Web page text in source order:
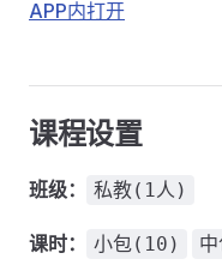
APP内打开
课程设置
班级： 私教(1人)
课时： 小包(10)